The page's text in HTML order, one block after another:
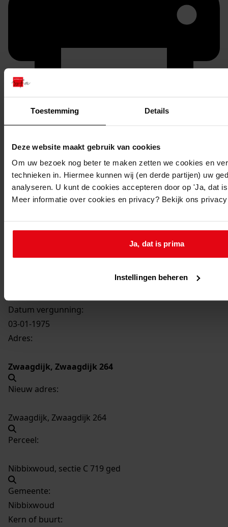
Toestemming Details
Deze website maakt gebruik van cookies
Om uw bezoek nog beter te maken zetten we cookies en
technieken in. Hiermee kunnen wij (en derde partijen) uw
analyseren. U kunt de cookies accepteren door op 'Ja, dat
Meer informatie over cookies en privacy? Bekijk ons
Ja, dat is prima
Instellingen beheren
Inventaris
Vergroten van een woning, 1975
Datum vergunning:
03-01-1975
Adres:
Zwaagdijk, Zwaagdijk 264
Nieuw adres:
Zwaagdijk, Zwaagdijk 264
Perceel:
Nibbixwoud, sectie C 719 ged
Gemeente:
Nibbixwoud
Kern of buurt: